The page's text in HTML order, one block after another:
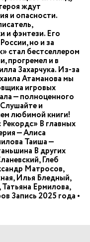
ждут
и опасности.
и фэнтези. Его
но и за
стал бестселлером
прогремел и в
Захарчука. Из-за
Атаманова мы
игровых
— полноценного
и
любимой книги!
Рекордс» В главных
— Алиса
Таиша —
В других
Глеб
Матросов,
Илья Бледный,
Ермилова,
Запись 2025 года •